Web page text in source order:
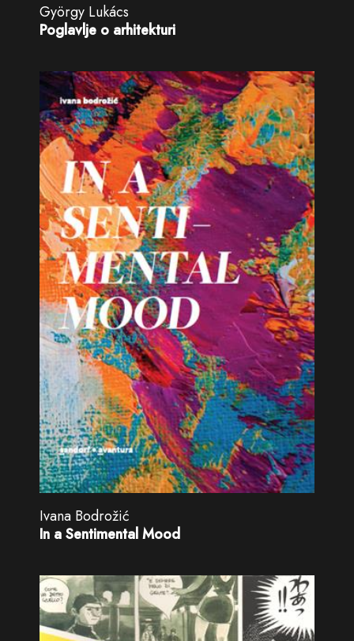
György Lukács
Poglavlje o arhitekturi
Ivana Bodrožić
In a Sentimental Mood